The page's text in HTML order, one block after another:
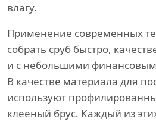
влагу.
Применение современных
собрать сруб быстро,
и с небольшими
В качестве материала для
используют
клееный брус. Каждый из